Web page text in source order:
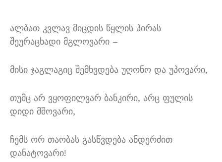
ალბათ კვლავ მიცდის წყლის პირას
შეურაცხადი მგლოვარი –
მისი ჯაგლაგიც შემხვდება უღონო და უპოვარი,
თუმც არ ვყოფილვარ ბანკირი, არც ფულის
დიდი მშოვარი,
ჩემს ორ თაობას გასწვდება ანდერძით
დანატოვარი!